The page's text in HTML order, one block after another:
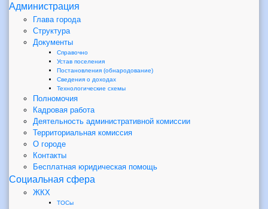
Администрация
Глава города
Структура
Документы
Справочно
Устав поселения
Постановления (обнародование)
Сведения о доходах
Технологические схемы
Полномочия
Кадровая работа
Деятельность административной комиссии
Территориальная комиссия
О городе
Контакты
Бесплатная юридическая помощь
Социальная сфера
ЖКХ
ТОСы